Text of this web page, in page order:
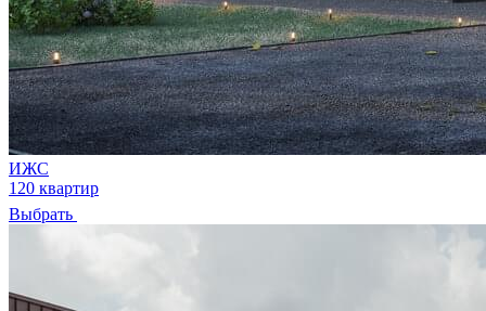
ИЖС
120 квартир
Выбрать